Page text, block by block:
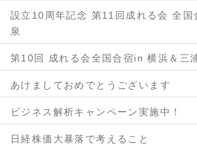
設立10周年記念 第11回成れる会 全国
泉
第10回 成れる会全国合宿in 横浜＆三
あけましておめでとうございます
ビジネス解析キャンペーン実施中！
日経株価大暴落で考えること